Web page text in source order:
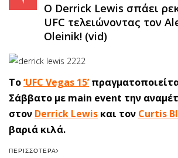
O Derrick Lewis σπάει
UFC τελειώνοντας τον
Oleinik! (vid)
Το‘UFC Vegas 15’
Σάββατο με main event την
στον Derrick Lewis και τον Curtis
βαριά κιλά.
ΠΕΡΙΣΣΌΤΕΡΑ